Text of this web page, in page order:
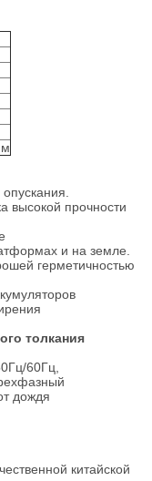
высокой прочности
и на земле.
герметичностью
толкания
60Гц,
дождя
китайской